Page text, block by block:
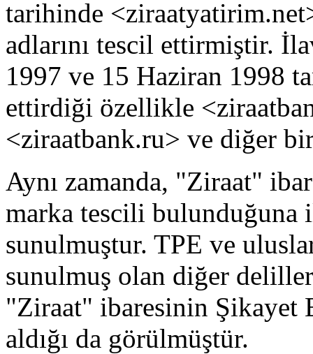
tarihinde
adlarını tescil ettirmiştir.
1997 ve 15 Haziran 1998
ettirdiği özellikle
<ziraatbank.ru> ve diğer
Aynı zamanda, "Ziraat"
marka tescili bulunduğuna
sunulmuştur. TPE ve
sunulmuş olan diğer
"Ziraat" ibaresinin Şikayet
aldığı da görülmüştür.